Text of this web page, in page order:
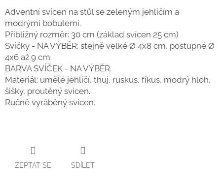
Adventní svícen na stůl se zeleným jehličím a
modrými bobulemi.
Přibližný rozměr: 30 cm (základ svícen 25 cm)
Svíčky - NA VÝBĚR: stejně velké Ø 4x8 cm, postupné Ø
4x6 až 9 cm.
BARVA SVÍČEK - NA VÝBĚR.
Materiál: umělé jehličí, thuj, ruskus, fíkus, modrý hloh,
šišky, proutěný svícen.
Ručně vyráběný svícen.
ZEPTAT SE SDÍLET